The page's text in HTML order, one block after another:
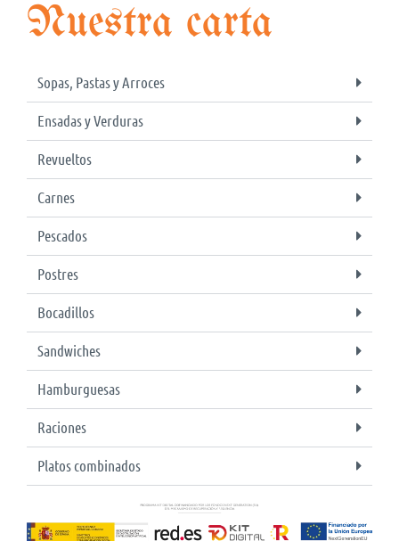
Nuestra carta
Sopas, Pastas y Arroces
Ensadas y Verduras
Revueltos
Carnes
Pescados
Postres
Bocadillos
Sandwiches
Hamburguesas
Raciones
Platos combinados